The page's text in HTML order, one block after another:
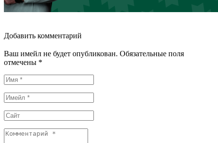
Добавить комментарий
Ваш имейл не будет опубликован. Обязательные поля
отмечены *